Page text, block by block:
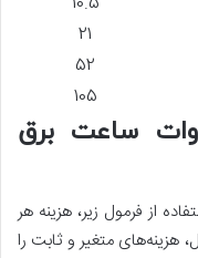
21
52
105
ساعت برق
از فرمول زیر، هزینه هر
هزینه‌های متغیر و ثابت را